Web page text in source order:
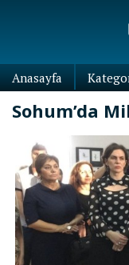
Anasayfa
Sohum’da